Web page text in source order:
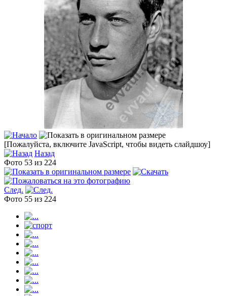
[Пожалуйста, включите JavaScript, чтобы видеть слайдшоу]
Назад
Фото 53 из 224
След.
Фото 55 из 224